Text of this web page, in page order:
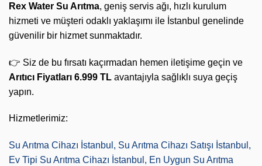
Rex Water Su Arıtma, geniş servis ağı, hızlı kurulum
hizmeti ve müşteri odaklı yaklaşımı ile İstanbul genelinde
güvenilir bir hizmet sunmaktadır.
👉 Siz de bu fırsatı kaçırmadan hemen iletişime geçin ve
Arıtıcı Fiyatları 6.999 TL avantajıyla sağlıklı suya geçiş
yapın.
Hizmetlerimiz:
Su Arıtma Cihazı İstanbul, Su Arıtma Cihazı Satışı İstanbul,
Ev Tipi Su Arıtma Cihazı İstanbul, En Uygun Su Arıtma